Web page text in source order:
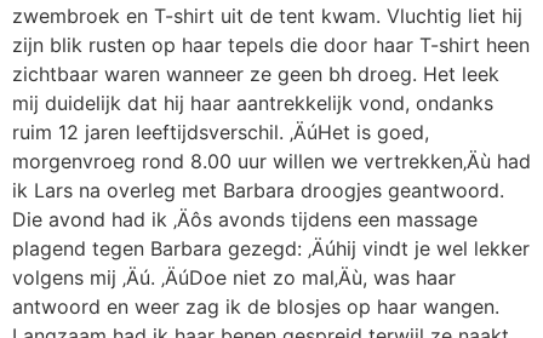
zwembroek en T-shirt uit de tent kwam. Vluchtig liet hij
zijn blik rusten op haar tepels die door haar T-shirt heen
zichtbaar waren wanneer ze geen bh droeg. Het leek
mij duidelijk dat hij haar aantrekkelijk vond, ondanks
ruim 12 jaren leeftijdsverschil. ‚ÄúHet is goed,
morgenvroeg rond 8.00 uur willen we vertrekken‚Äù had
ik Lars na overleg met Barbara droogjes geantwoord.
Die avond had ik ‚Äôs avonds tijdens een massage
plagend tegen Barbara gezegd: ‚Äúhij vindt je wel lekker
volgens mij ‚Äú. ‚ÄúDoe niet zo mal‚Äù, was haar
antwoord en weer zag ik de blosjes op haar wangen.